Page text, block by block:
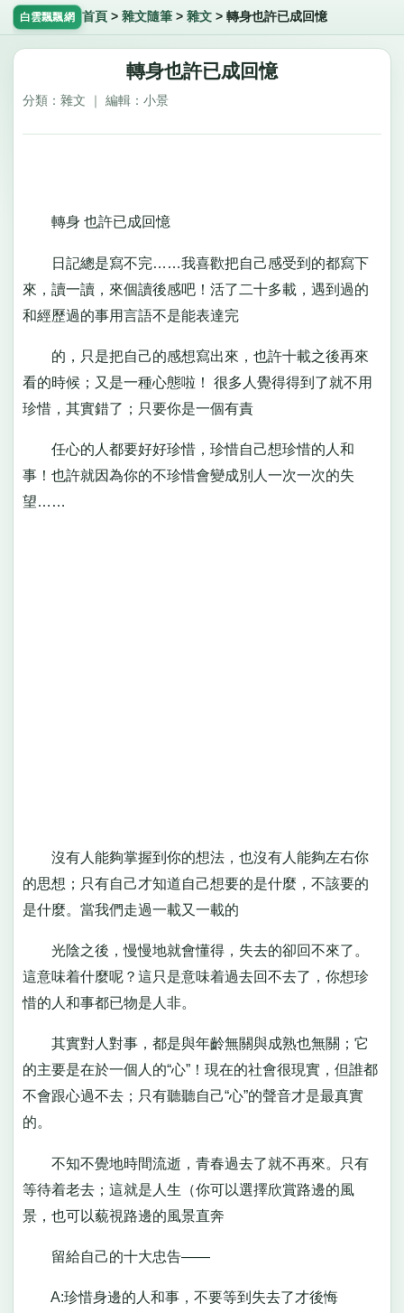
白雲飄飄網 首頁 > 雜文隨筆> 雜文> 轉身也許已成回憶
轉身也許已成回憶
分類：雜文 ｜ 編輯：小景
轉身 也許已成回憶
日記總是寫不完……我喜歡把自己感受到的都寫下
來，讀一讀，來個讀後感吧！活了二十多載，遇到過的
和經歷過的事用言語不是能表達完
的，只是把自己的感想寫出來，也許十載之後再來
看的時候；又是一種心態啦！ 很多人覺得得到了就不用
珍惜，其實錯了；只要你是一個有責
任心的人都要好好珍惜，珍惜自己想珍惜的人和
事！也許就因為你的不珍惜會變成別人一次一次的失
望……
沒有人能夠掌握到你的想法，也沒有人能夠左右你
的思想；只有自己才知道自己想要的是什麼，不該要的
是什麼。當我們走過一載又一載的
光陰之後，慢慢地就會懂得，失去的卻回不來了。
這意味着什麼呢？這只是意味着過去回不去了，你想珍
惜的人和事都已物是人非。
其實對人對事，都是與年齡無關與成熟也無關；它
的主要是在於一個人的“心”！現在的社會很現實，但誰都
不會跟心過不去；只有聽聽自己“心”的聲音才是最真實
的。
不知不覺地時間流逝，青春過去了就不再來。只有
等待着老去；這就是人生（你可以選擇欣賞路邊的風
景，也可以藐視路邊的風景直奔
留給自己的十大忠告——
A:珍惜身邊的人和事，不要等到失去了才後悔